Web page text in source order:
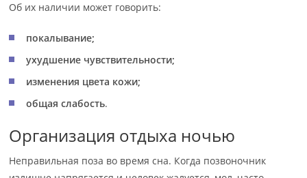
Об их наличии может говорить:
покалывание;
ухудшение чувствительности;
изменения цвета кожи;
общая слабость.
Организация отдыха ночью
Неправильная поза во время сна. Когда позвоночник